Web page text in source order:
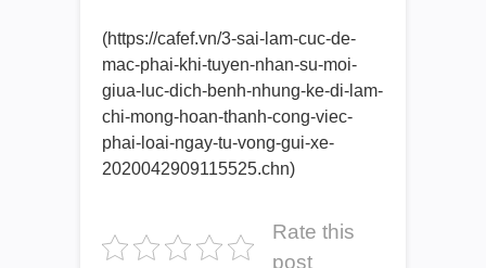
(https://cafef.vn/3-sai-lam-cuc-de-
mac-phai-khi-tuyen-nhan-su-moi-
giua-luc-dich-benh-nhung-ke-di-lam-
chi-mong-hoan-thanh-cong-viec-
phai- loai-ngay-tu-vong-gui-xe-
2020042909115525.chn)
Rate this
post